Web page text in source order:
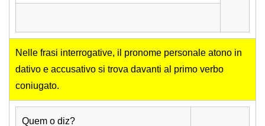
Nelle frasi interrogative, il pronome personale atono in
dativo e accusativo si trova davanti al primo verbo
coniugato.
Quem o diz?